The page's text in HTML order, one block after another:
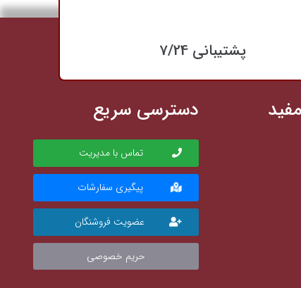
پشتیبانی 7/24
دسترسی سریع
تماس با مدیریت
پیگیری سفارشات
عضویت فروشنگان
حریم خصوصی